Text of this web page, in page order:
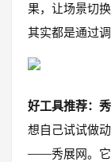
果，让场景切
其实都是通过
好工具推荐：
想自己试试做
——秀展网。它